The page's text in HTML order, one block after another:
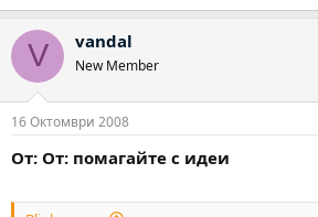
V vandal
New Member
16 Октомври 2008
От: От: помагайте с идеи